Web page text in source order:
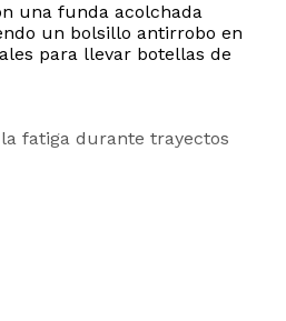
una funda acolchada
un bolsillo antirrobo en
para llevar botellas de
fatiga durante trayectos